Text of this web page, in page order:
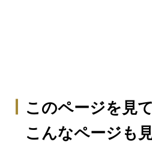
このページを見
こんなページも